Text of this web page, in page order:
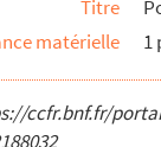
Titre
matérielle
1
ccfr.bnf.fr/